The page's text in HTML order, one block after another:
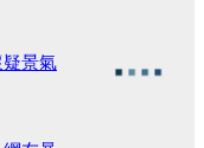
景氣